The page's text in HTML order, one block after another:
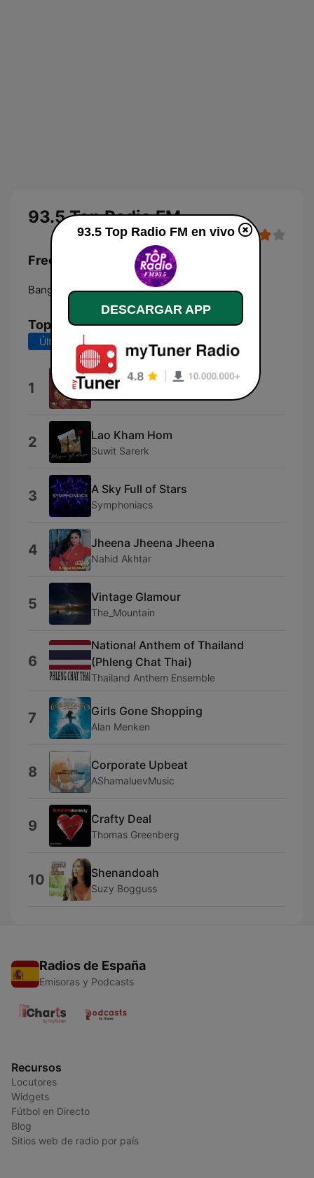
93.5 Top Radio FM
Frecuencias 93.5 Top Radio FM:
Bangkok: 93.5 FM
Top Canciones
Últimos 7 días Últimos 30 días
1 ชุ่มฉ่ำในดวงใจ
มาลีฮวนน่า
2 Lao Kham Hom
Suwit Sarerk
3 A Sky Full of Stars
Symphoniacs
4 Jheena Jheena Jheena
Nahid Akhtar
5 Vintage Glamour
The_Mountain
6
National Anthem of Thailand
(Phleng Chat Thai)
Thailand Anthem Ensemble
7 Girls Gone Shopping
Alan Menken
8 Corporate Upbeat
AShamaluevMusic
9 Crafty Deal
Thomas Greenberg
10 Shenandoah
Suzy Bogguss
Radios de España
Emisoras y Podcasts
Recursos
Locutores
Widgets
Fútbol en Directo
Blog
Sitios web de radio por país
93.5 Top Radio FM en vivo
DESCARGAR APP